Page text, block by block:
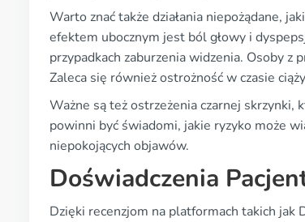
Warto znać także działania niepożądane,
efektem ubocznym jest ból głowy i
przypadkach zaburzenia widzenia. Osoby
Zaleca się również ostrożność w czasie
Ważne są też ostrzeżenia czarnej skrzynki,
powinni być świadomi, jakie ryzyko może
niepokojących objawów.
Doświadczenia
Dzięki recenzjom na platformach takich jak